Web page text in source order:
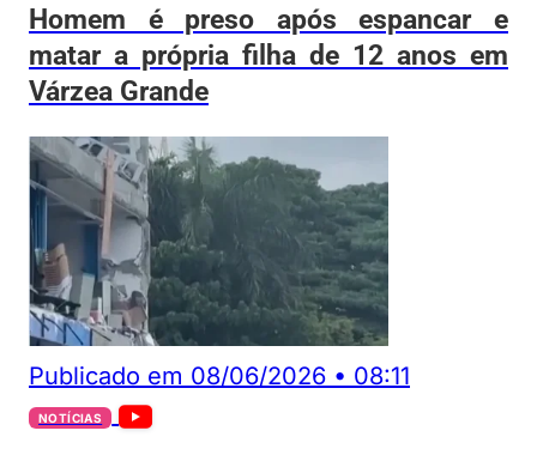
Homem é preso após espancar e
matar a própria filha de 12 anos em
Várzea Grande
Publicado em 08/06/2026 • 08:11
NOTÍCIAS